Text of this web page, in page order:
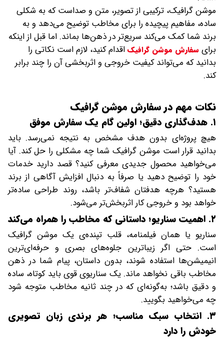
موشن گرافیک، ترکیبی از تصویر، متن و صداست که به شکلی
ساده، مفاهیم پیچیده را برای مخاطب توضیح می‌دهد و به
برند شما کمک می‌کند سریع‌تر در ذهن‌ها بماند. اما قبل از اینکه
برای سفارش موشن گرافیکاقدام کنید، لازم است نکاتی را
بدانید که می‌تواند کیفیت خروجی و اثربخشی آن را چند برابر
کند.
نکات مهم در سفارش موشن گرافیک
۱. هدف‌گذاری دقیق؛ اولین گام یک سفارش موفق
هیچ پروژه‌ای بدون هدف مشخص به نتیجه نمی‌رسد. باید
بدانید قرار است موشن گرافیک شما چه مشکلی را حل کند. آیا
می‌خواهید محصول جدیدی معرفی کنید؟ قصد دارید خدمات
خود را توضیح دهید یا صرفاً به دنبال افزایش آگاهی از برند
هستید؟ هرچه هدفتان شفاف‌تر باشد، روند طراحی ساده‌تر
خواهد بود و خروجی کار اثربخش‌تر می‌شود.
۲. اهمیت سناریو؛ داستانی که مخاطب را همراه می‌کند
سناریو یا همان فیلمنامه، قلب تپنده‌ی یک موشن گرافیک
است. حتی اگر زیباترین جلوه‌های بصری و حرفه‌ای‌ترین
انیمیشن‌ها استفاده شوند، بدون داستان، پیام شما در ذهن
مخاطب باقی نخواهد ماند. یک سناریوی قوی باید کوتاه، ساده
و دقیق باشد؛ به‌گونه‌ای که در چند ثانیه مخاطب متوجه شود
چه می‌خواهید بگویید.
۳. انتخاب سبک مناسب؛ هر برندی زبان تصویری
خودش را دارد